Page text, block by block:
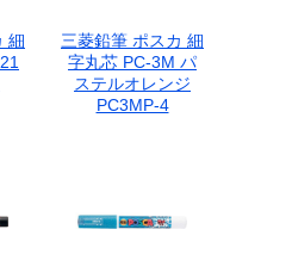
細
三菱鉛筆 ポスカ 細
字丸芯 PC-3M パ
ステルオレンジ
PC3MP-4